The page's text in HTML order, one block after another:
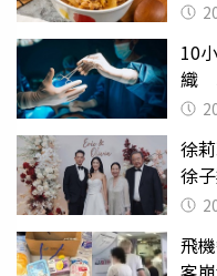
10
織
徐
徐
飛